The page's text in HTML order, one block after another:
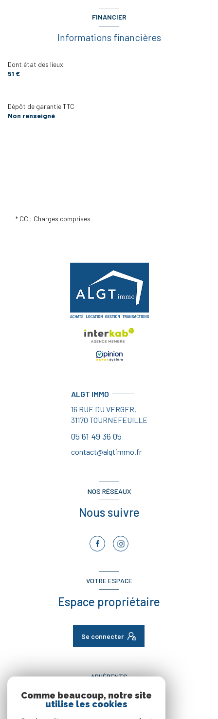
FINANCIER
Informations financières
Dont état des lieux
51 €
Dépôt de garantie TTC
Non renseigné
* CC : Charges comprises
ALGT IMMO
16 RUE DU VERGER,
31170 TOURNEFEUILLE
05 61 49 36 05
contact@algtimmo.fr
NOS RÉSEAUX
Nous suivre
VOTRE ESPACE
Espace propriétaire
Se connecter
ADHÉRENTS
Nous adhérons
Comme beaucoup, notre site
utilise les cookies